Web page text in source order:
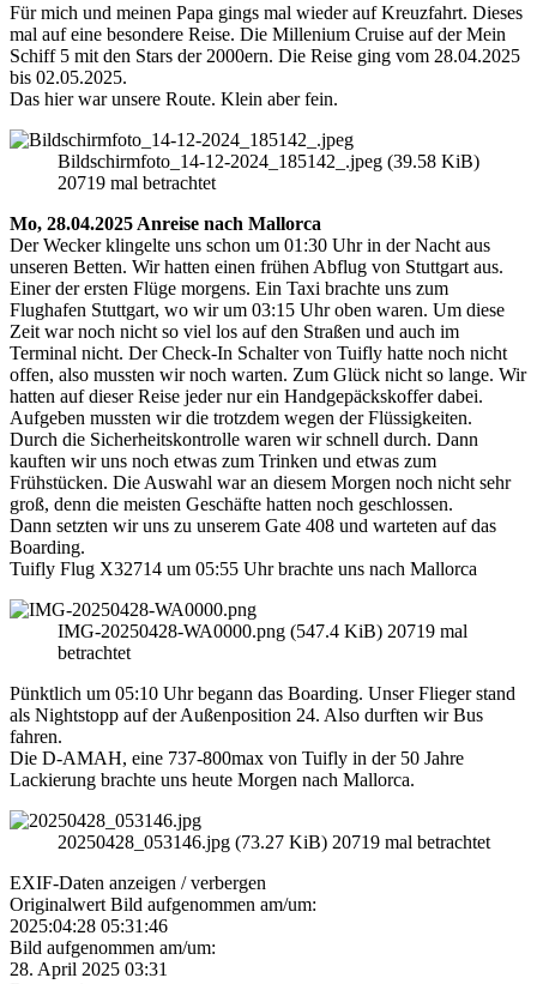
Für mich und meinen Papa gings mal wieder auf Kreuzfahrt. Dieses
mal auf eine besondere Reise. Die Millenium Cruise auf der Mein
Schiff 5 mit den Stars der 2000ern. Die Reise ging vom 28.04.2025
bis 02.05.2025.
Das hier war unsere Route. Klein aber fein.
Bildschirmfoto_14-12-2024_185142_.jpeg (39.58 KiB)
20719 mal betrachtet
Mo, 28.04.2025 Anreise nach Mallorca
Der Wecker klingelte uns schon um 01:30 Uhr in der Nacht aus
unseren Betten. Wir hatten einen frühen Abflug von Stuttgart aus.
Einer der ersten Flüge morgens. Ein Taxi brachte uns zum
Flughafen Stuttgart, wo wir um 03:15 Uhr oben waren. Um diese
Zeit war noch nicht so viel los auf den Straßen und auch im
Terminal nicht. Der Check-In Schalter von Tuifly hatte noch nicht
offen, also mussten wir noch warten. Zum Glück nicht so lange. Wir
hatten auf dieser Reise jeder nur ein Handgepäckskoffer dabei.
Aufgeben mussten wir die trotzdem wegen der Flüssigkeiten.
Durch die Sicherheitskontrolle waren wir schnell durch. Dann
kauften wir uns noch etwas zum Trinken und etwas zum
Frühstücken. Die Auswahl war an diesem Morgen noch nicht sehr
groß, denn die meisten Geschäfte hatten noch geschlossen.
Dann setzten wir uns zu unserem Gate 408 und warteten auf das
Boarding.
Tuifly Flug X32714 um 05:55 Uhr brachte uns nach Mallorca
IMG-20250428-WA0000.png (547.4 KiB) 20719 mal
betrachtet
Pünktlich um 05:10 Uhr begann das Boarding. Unser Flieger stand
als Nightstopp auf der Außenposition 24. Also durften wir Bus
fahren.
Die D-AMAH, eine 737-800max von Tuifly in der 50 Jahre
Lackierung brachte uns heute Morgen nach Mallorca.
20250428_053146.jpg (73.27 KiB) 20719 mal betrachtet
EXIF-Daten anzeigen / verbergen
Originalwert Bild aufgenommen am/um:
2025:04:28 05:31:46
Bild aufgenommen am/um:
28. April 2025 03:31